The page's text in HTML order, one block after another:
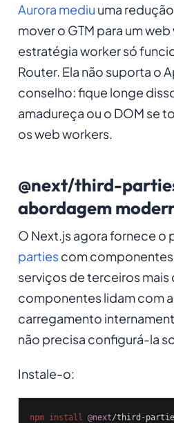
Aurora mediu uma
mover o GTM para um web
estratégia worker só
Router. Ela não suporta o
conselho: fique longe
amadureça ou o DOM se
os web workers.
@next/third-
abordagem
O Next.js agora fornece o
partiescom componentes
serviços de terceiros mais
componentes lidam com
carregamento
não precisa configurá-la
Instale-o:
npm install @next/third-